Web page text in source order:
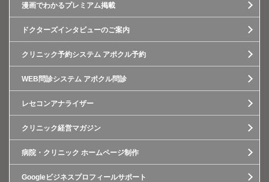
漫画でわかるプレミアム掲載
ドクターズインタビューのご案内
クリニック予約システム アポクル予約
WEB問診システム アポクル問診
レセコンアナライザー
クリニック経営マガジン
病院・クリニック ホームページ制作
Googleビジネスプロフィールサポート